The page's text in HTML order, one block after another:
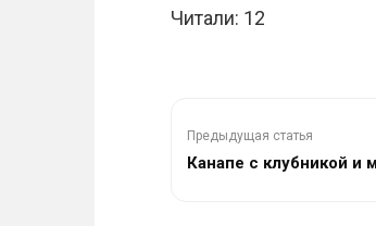
Читали: 12
Предыдущая статья
Канапе с клубникой и